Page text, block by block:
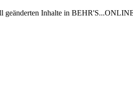
geänderten Inhalte in